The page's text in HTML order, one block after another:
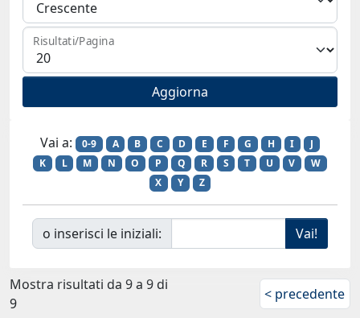
Risultati/Pagina
Vai a: 0-9 A B C D E F G H I
J
K
L M N O P Q R S T U V
W
X
Y Z
o inserisci le iniziali:
Mostra risultati da 9 a 9 di
9
< precedente